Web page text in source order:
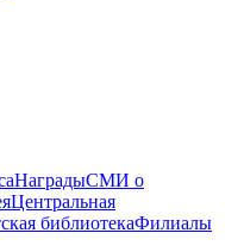
НаградыСМИ о
Центральная
библиотекаФилиалы